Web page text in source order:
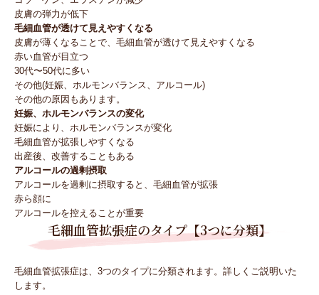
皮膚の弾力が低下
毛細血管が透けて見えやすくなる
皮膚が薄くなることで、毛細血管が透けて見えやすくなる
赤い血管が目立つ
30代〜50代に多い
その他(妊娠、ホルモンバランス、アルコール)
その他の原因もあります。
妊娠、ホルモンバランスの変化
妊娠により、ホルモンバランスが変化
毛細血管が拡張しやすくなる
出産後、改善することもある
アルコールの過剰摂取
アルコールを過剰に摂取すると、毛細血管が拡張
赤ら顔に
アルコールを控えることが重要
毛細血管拡張症のタイプ【3つに分類】
毛細血管拡張症は、3つのタイプに分類されます。詳しくご説明いた
します。